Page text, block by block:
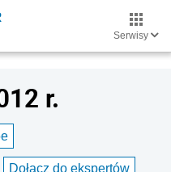
Serwisy
r.
Dołącz do ekspertów